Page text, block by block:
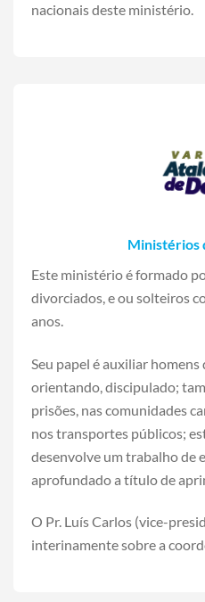
nacionais deste ministério.
Ministérios
Este ministério é formado
divorciados, e ou solteiros
anos.
Seu papel é auxiliar homens
orientando, discipulado;
prisões, nas comunidades
nos transportes públicos;
desenvolve um trabalho de
aprofundado a título de
O Pr. Luís Carlos (vice-
interinamente sobre a